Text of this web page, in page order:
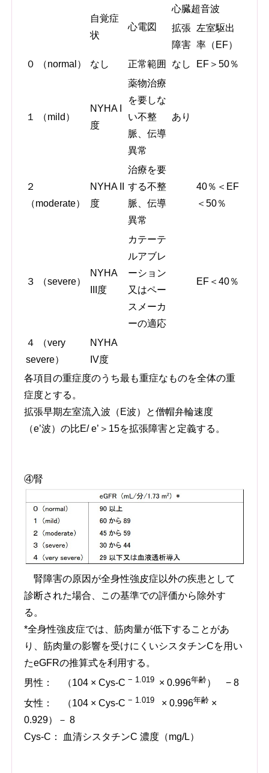
自覚症
状
心電図
心臓超音波
拡張
障害
左室駆出
率（EF）
０ （normal）
なし 正常範囲 なし EF＞50％
１ （mild）
NYHA I
度
薬物治療
を要しな
い不整
脈、伝導
異常
あり
２
（moderate）
NYHA II
度
治療を要
する不整
脈、伝導
異常
40％＜EF
＜50％
３ （severe）
NYHA
III度
カテーテ
ルアブレ
ーション
又はペー
スメーカ
ーの適応
EF＜40％
４ （very
severe）
NYHA
IV度
各項目の重症度のうち最も重症なものを全体の重
症度とする。
拡張早期左室流入波（E波）と僧帽弁輪速度
（e’波）の比E/ e’＞15を拡張障害と定義する。
④腎
腎障害の原因が全身性強皮症以外の疾患として
診断された場合、この基準での評価から除外す
る。
*全身性強皮症では、筋肉量が低下することがあ
り、筋肉量の影響を受けにくいシスタチンCを用い
たeGFRの推算式を利用する。
男性： （104 × Cys-C− 1.019 × 0.996年齢） − 8
女性： （104 × Cys-C− 1.019 × 0.996年齢 ×
0.929）－ 8
Cys-C： 血清シスタチンC 濃度（mg/L）